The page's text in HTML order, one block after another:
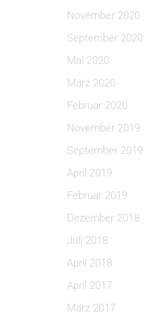
November 2020
September 2020
Mai 2020
März 2020
Februar 2020
November 2019
September 2019
April 2019
Februar 2019
Dezember 2018
Juli 2018
April 2018
April 2017
März 2017